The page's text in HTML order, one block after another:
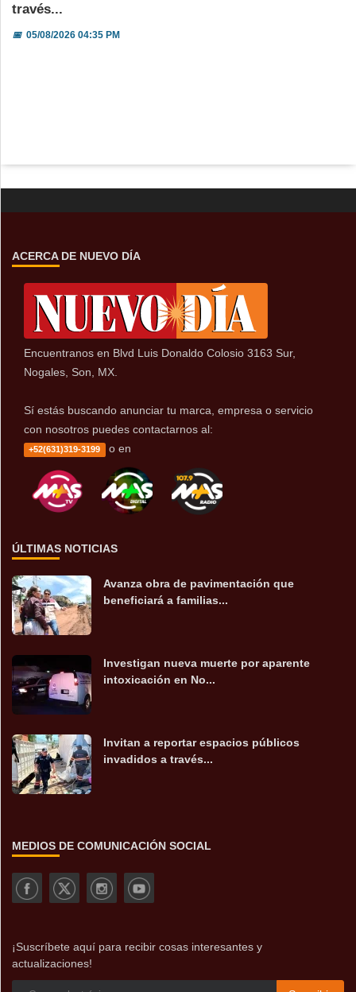
través...
📅05/08/2026 04:35 PM
ACERCA DE NUEVO DÍA
Encuentranos en Blvd Luis Donaldo Colosio 3163 Sur,
Nogales, Son, MX.
Sí estás buscando anunciar tu marca, empresa o servicio
con nosotros puedes contactarnos al:
+52(631)319-3199 o en
ÚLTIMAS NOTICIAS
Avanza obra de pavimentación que
beneficiará a familias...
Investigan nueva muerte por aparente
intoxicación en No...
Invitan a reportar espacios públicos
invadidos a través...
MEDIOS DE COMUNICACIÓN SOCIAL
¡Suscríbete aquí para recibir cosas interesantes y
actualizaciones!